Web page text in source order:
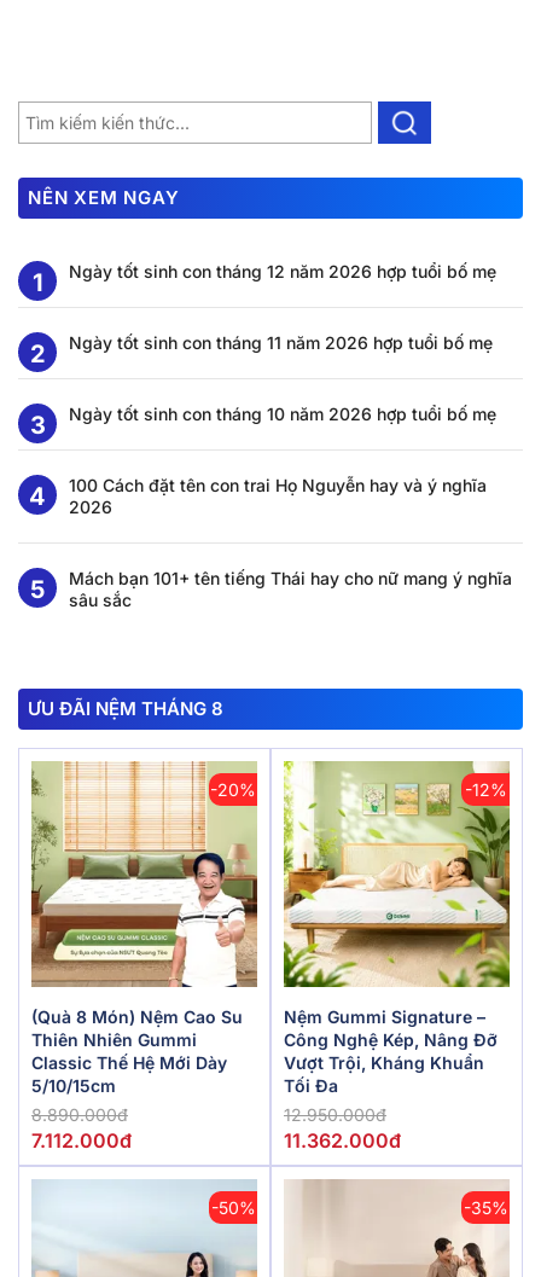
NÊN XEM NGAY
Ngày tốt sinh con tháng 12 năm 2026 hợp tuổi bố mẹ
Ngày tốt sinh con tháng 11 năm 2026 hợp tuổi bố mẹ
Ngày tốt sinh con tháng 10 năm 2026 hợp tuổi bố mẹ
100 Cách đặt tên con trai Họ Nguyễn hay và ý nghĩa
2026
Mách bạn 101+ tên tiếng Thái hay cho nữ mang ý nghĩa
sâu sắc
ƯU ĐÃI NỆM THÁNG 8
-20%
(Quà 8 Món) Nệm Cao Su
Thiên Nhiên Gummi
Classic Thế Hệ Mới Dày
5/10/15cm
8.890.000đ
7.112.000đ
-12%
Nệm Gummi Signature –
Công Nghệ Kép, Nâng Đỡ
Vượt Trội, Kháng Khuẩn
Tối Đa
12.950.000đ
11.362.000đ
-50% -35%